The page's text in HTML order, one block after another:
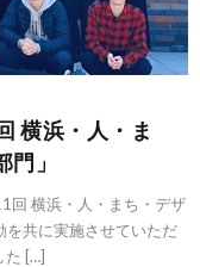
横浜・人・ま
」
回 横浜・人・まち・デザ
を共に実施させていただ
た […]